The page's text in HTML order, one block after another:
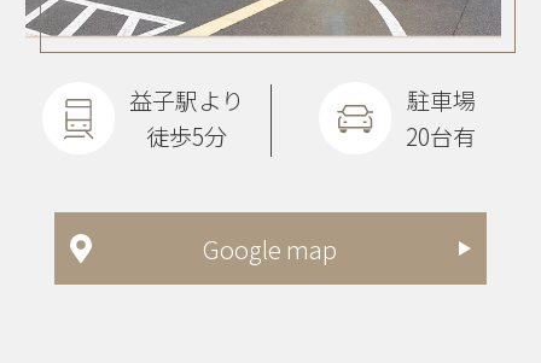
Google map
益子駅より
徒歩5分
駐車場
20台有